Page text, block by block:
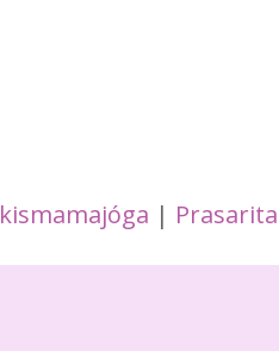
kismamajóga |